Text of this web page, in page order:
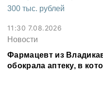
11:30 7.08.2026
Новости
Фармацевт из
обокрала аптеку, в